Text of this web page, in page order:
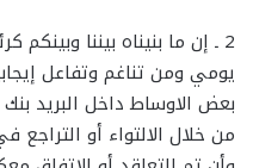
2 ـ إن ما بنيناه بيننا
يومي ومن تناغم وتفاعل
بعض الاوساط داخل البريد
من خلال الالتواء أو